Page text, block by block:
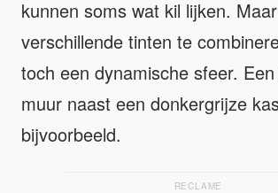
kunnen soms wat kil lijken.
verschillende tinten te
toch een dynamische sfeer.
muur naast een donkergrijze
bijvoorbeeld.
RECLAME